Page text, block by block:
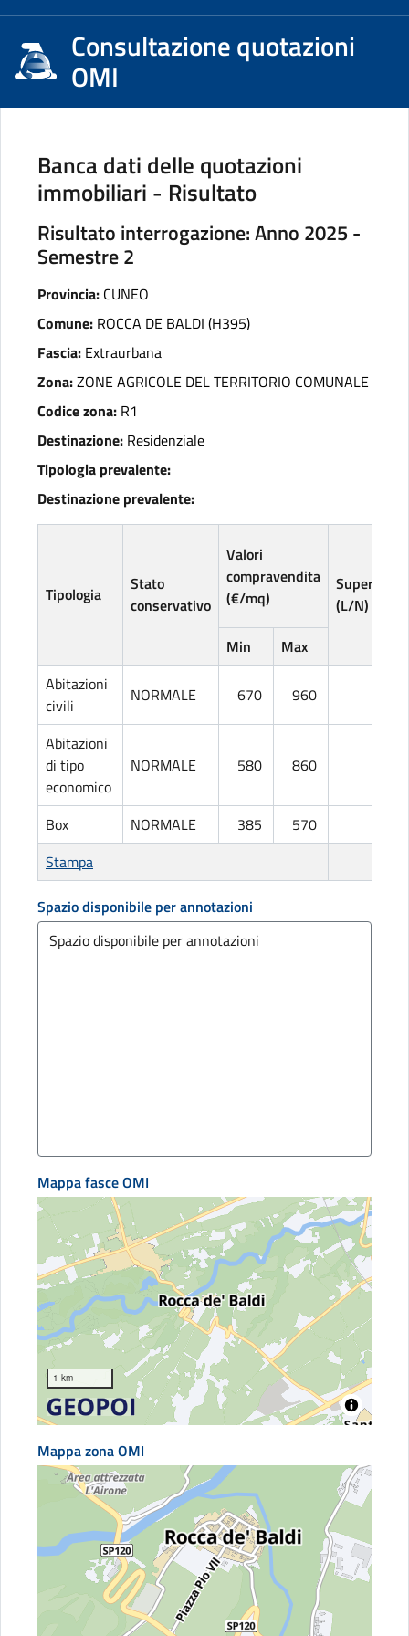
Consultazione quotazioni
OMI
Banca dati delle quotazioni
immobiliari - Risultato
Risultato interrogazione: Anno 2025 -
Semestre 2
Provincia: CUNEO
Comune: ROCCA DE BALDI (H395)
Fascia: Extraurbana
Zona:ZONE AGRICOLE DEL TERRITORIO COMUNALE
Codice zona: R1
Destinazione: Residenziale
Tipologia prevalente:
Destinazione prevalente:
Tipologia
Stato
conservativo
Valori
compravendita
(€/mq)
Superficie
(L/N)
Min
Max
Abitazioni
civili
NORMALE 670 960
Abitazioni
di tipo
economico
NORMALE 580 860
Box NORMALE 385 570
Stampa
Spazio disponibile per annotazioni
Mappa fasce OMI
1 km
Mappa zona OMI